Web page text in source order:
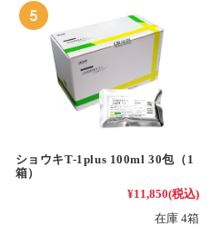
ショウキT-1plus 100ml 30包（1
箱）
¥11,850(税込)
在庫 4箱